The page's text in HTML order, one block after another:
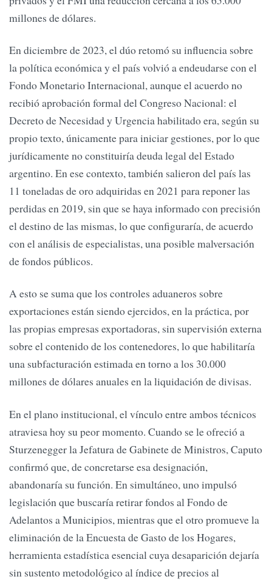
millones de dólares.
En diciembre de 2023, el dúo retomó su influencia sobre
la política económica y el país volvió a endeudarse con el
Fondo Monetario Internacional, aunque el acuerdo no
recibió aprobación formal del Congreso Nacional: el
Decreto de Necesidad y Urgencia habilitado era, según su
propio texto, únicamente para iniciar gestiones, por lo que
jurídicamente no constituiría deuda legal del Estado
argentino. En ese contexto, también salieron del país las
11 toneladas de oro adquiridas en 2021 para reponer las
perdidas en 2019, sin que se haya informado con precisión
el destino de las mismas, lo que configuraría, de acuerdo
con el análisis de especialistas, una posible malversación
de fondos públicos.
A esto se suma que los controles aduaneros sobre
exportaciones están siendo ejercidos, en la práctica, por
las propias empresas exportadoras, sin supervisión externa
sobre el contenido de los contenedores, lo que habilitaría
una subfacturación estimada en torno a los 30.000
millones de dólares anuales en la liquidación de divisas.
En el plano institucional, el vínculo entre ambos técnicos
atraviesa hoy su peor momento. Cuando se le ofreció a
Sturzenegger la Jefatura de Gabinete de Ministros, Caputo
confirmó que, de concretarse esa designación,
abandonaría su función. En simultáneo, uno impulsó
legislación que buscaría retirar fondos al Fondo de
Adelantos a Municipios, mientras que el otro promueve la
eliminación de la Encuesta de Gasto de los Hogares,
herramienta estadística esencial cuya desaparición dejaría
sin sustento metodológico al índice de precios al